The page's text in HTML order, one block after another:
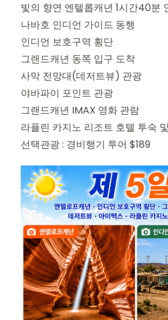
빛의 향연 엔텔롭캐년 1시간40분
나바호 인디언 가이드 동행
인디언 보호구역 횡단
그랜드캐년 동쪽 입구 도착
사막 전망대(데저트뷰) 관광
야바파이 포인트 관광
그랜드캐년 IMAX 영화 관람
라플린 카지노 리조트 호텔 투숙
선택관광 : 경비행기 투어 $189